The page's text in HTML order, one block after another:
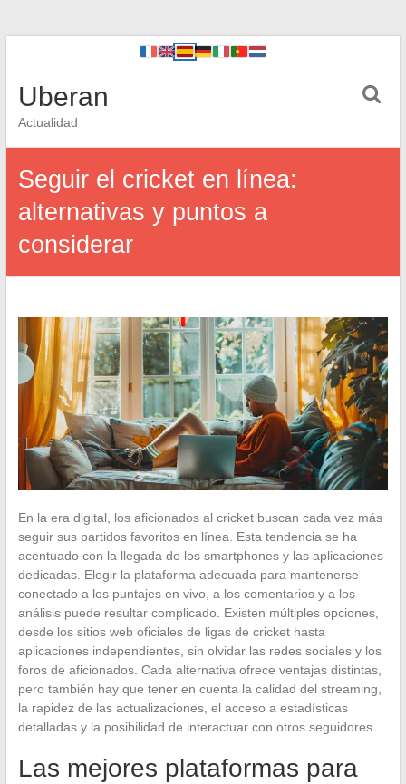
Uberan
Actualidad
Seguir el cricket en línea:
alternativas y puntos a
considerar
En la era digital, los aficionados al cricket buscan cada vez más
seguir sus partidos favoritos en línea. Esta tendencia se ha
acentuado con la llegada de los smartphones y las aplicaciones
dedicadas. Elegir la plataforma adecuada para mantenerse
conectado a los puntajes en vivo, a los comentarios y a los
análisis puede resultar complicado. Existen múltiples opciones,
desde los sitios web oficiales de ligas de cricket hasta
aplicaciones independientes, sin olvidar las redes sociales y los
foros de aficionados. Cada alternativa ofrece ventajas distintas,
pero también hay que tener en cuenta la calidad del streaming,
la rapidez de las actualizaciones, el acceso a estadísticas
detalladas y la posibilidad de interactuar con otros seguidores.
Las mejores plataformas para